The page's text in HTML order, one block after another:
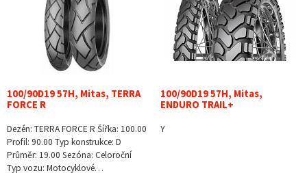
100/90D19 57H, Mitas, TERRA
FORCE R
Dezén: TERRA FORCE R Šířka: 100.00
Profil: 90.00 Typ konstrukce: D
Průměr: 19.00 Sezóna: Celoroční
Typ vozu: Motocyklové…
100/90D19 57H, Mitas,
ENDURO TRAIL+
Y